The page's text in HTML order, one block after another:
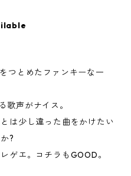
つとめたファンキーな一
声がナイス。
は少し違った曲をかけたい
?
ゲエ。コチラもGOOD。